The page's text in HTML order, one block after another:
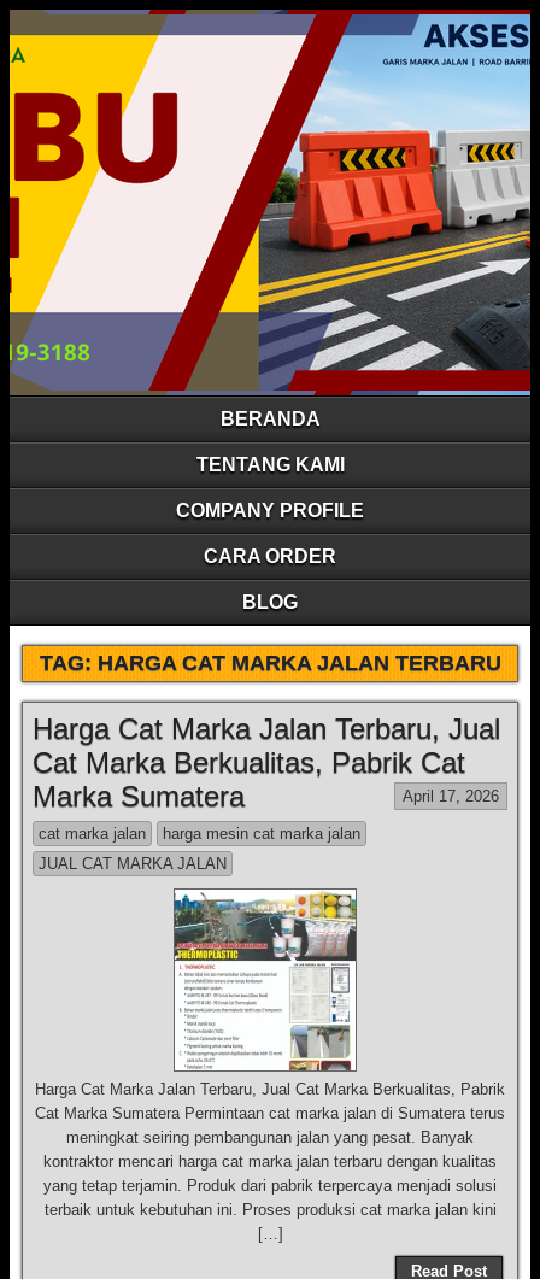
BERANDA
TENTANG KAMI
COMPANY PROFILE
CARA ORDER
BLOG
TAG:HARGA CAT MARKA JALAN TERBARU
Harga Cat Marka Jalan Terbaru, Jual
Cat Marka Berkualitas, Pabrik Cat
Marka Sumatera
April 17, 2026
cat marka jalan
harga mesin cat marka jalan
JUAL CAT MARKA JALAN
Harga Cat Marka Jalan Terbaru, Jual Cat Marka Berkualitas, Pabrik
Cat Marka Sumatera Permintaan cat marka jalan di Sumatera terus
meningkat seiring pembangunan jalan yang pesat. Banyak
kontraktor mencari harga cat marka jalan terbaru dengan kualitas
yang tetap terjamin. Produk dari pabrik terpercaya menjadi solusi
terbaik untuk kebutuhan ini. Proses produksi cat marka jalan kini
[…]
Read Post